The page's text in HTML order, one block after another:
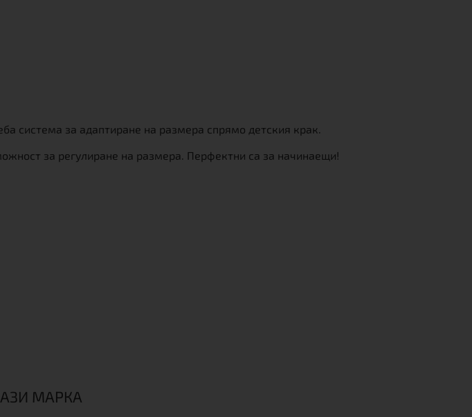
система за адаптиране на размера спрямо детския крак.
за регулиране на размера. Перфектни са за начинаещи!
МАРКА